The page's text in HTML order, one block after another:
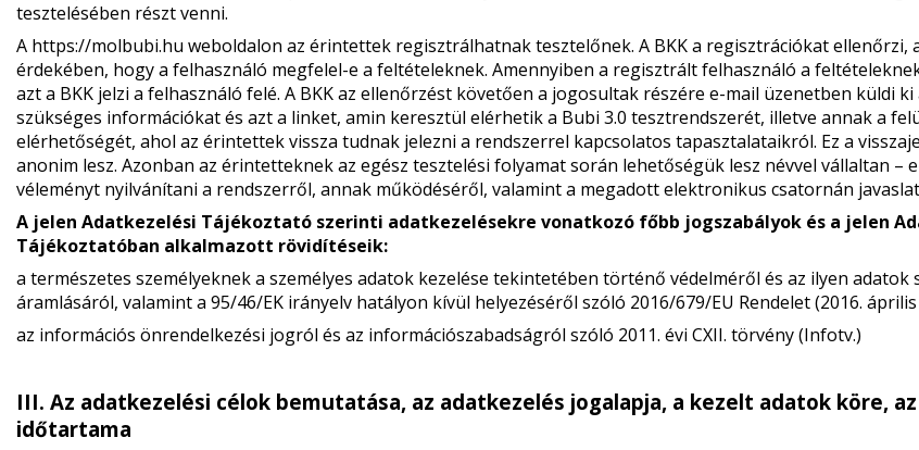
tesztelésében részt venni.
A https://molbubi.hu weboldalon az érintettek regisztrálhatnak tesztelőnek. A BKK a regisztrációkat ellenőrzi,
érdekében, hogy a felhasználó megfelel-e a feltételeknek. Amennyiben a regisztrált felhasználó a
azt a BKK jelzi a felhasználó felé. A BKK az ellenőrzést követően a jogosultak részére e-mail üzenetben küldi ki
szükséges információkat és azt a linket, amin keresztül elérhetik a Bubi 3.0 tesztrendszerét, illetve annak a
elérhetőségét, ahol az érintettek vissza tudnak jelezni a rendszerrel kapcsolatos tapasztalataikról. Ez a
anonim lesz. Azonban az érintetteknek az egész tesztelési folyamat során lehetőségük lesz névvel vállaltan –
véleményt nyilvánítani a rendszerről, annak működéséről, valamint a megadott elektronikus csatornán
A jelen Adatkezelési Tájékoztató szerinti adatkezelésekre vonatkozó főbb jogszabályok és a jelen
Tájékoztatóban alkalmazott rövidítéseik:
a természetes személyeknek a személyes adatok kezelése tekintetében történő védelméről és az ilyen adatok
áramlásáról, valamint a 95/46/EK irányelv hatályon kívül helyezéséről szóló 2016/679/EU Rendelet (2016. április
az információs önrendelkezési jogról és az információszabadságról szóló 2011. évi CXII. törvény (Infotv.)
III. Az adatkezelési célok bemutatása, az adatkezelés jogalapja, a kezelt adatok köre,
időtartama